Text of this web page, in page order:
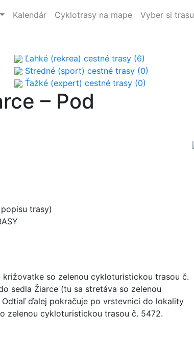
Kalendár Cyklotrasy na mape Vyber si trasu
Ľahké (rekrea) cestné trasy (6)
Stredné (sport) cestné trasy (0)
Ťažké (expert) cestné trasy (0)
– Pod
trasy)
križovatke so zelenou cykloturistickou trasou č.
sedla Žiarce (tu sa stretáva so zelenou
ďalej pokračuje po vrstevnici do lokality
zelenou cykloturistickou trasou č. 5472.